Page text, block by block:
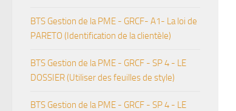
BTS Gestion de la PME - GRCF- A1- La loi de
PARETO (Identification de la clientèle)
BTS Gestion de la PME - GRCF - SP 4 - LE
DOSSIER (Utiliser des feuilles de style)
BTS Gestion de la PME - GRCF - SP 4 - LE